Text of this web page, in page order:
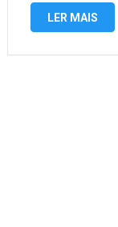
App permite que
LER MAIS